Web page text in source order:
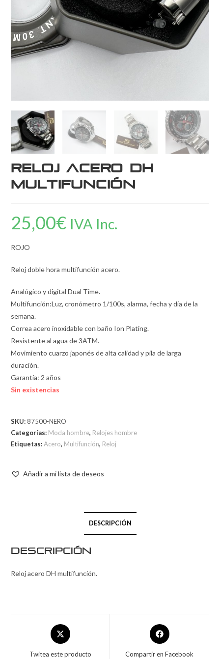
Reloj acero DH
multifunción
25,00€ IVA Inc.
ROJO
Reloj doble hora multifunción acero.
Analógico y digital Dual Time.
Multifunción:Luz, cronómetro 1/100s, alarma, fecha y día de la
semana.
Correa acero inoxidable con baño Ion Plating.
Resistente al agua de 3ATM.
Movimiento cuarzo japonés de alta calidad y pila de larga
duración.
Garantía: 2 años
Sin existencias
SKU:87500-NERO
Categorías: Moda hombre, Relojes hombre
Etiquetas:Acero, Multifunción, Reloj
Añadir a mi lista de deseos
DESCRIPCIÓN
Descripción
Reloj acero DH multifunción.
Twitea este producto Compartir en Facebook